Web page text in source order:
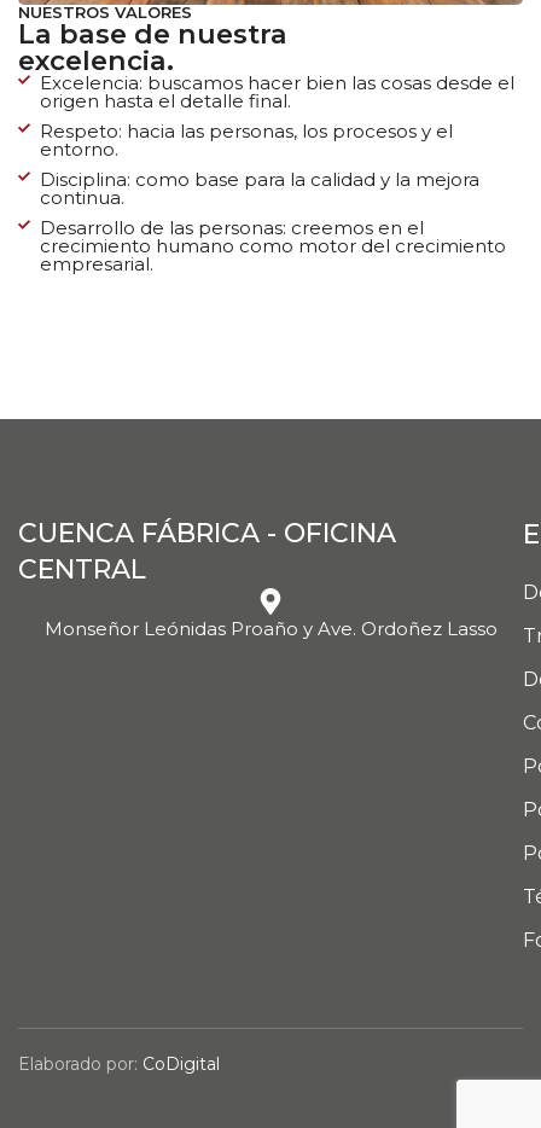
NUESTROS VALORES
La base de nuestra
excelencia.
Excelencia: buscamos hacer bien las cosas desde el
origen hasta el detalle final.
Respeto: hacia las personas, los procesos y el
entorno.
Disciplina: como base para la calidad y la mejora
continua.
Desarrollo de las personas: creemos en el
crecimiento humano como motor del crecimiento
empresarial.
CUENCA FÁBRICA - OFICINA
CENTRAL
Monseñor Leónidas Proaño y Ave. Ordoñez Lasso
Elaborado por: CoDigital